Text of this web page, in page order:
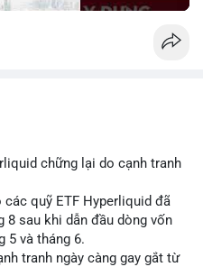
chững lại do cạnh tranh
các quỹ ETF Hyperliquid đã
8 sau khi dẫn đầu dòng vốn
5 và tháng 6.
tranh ngày càng gay gắt từ